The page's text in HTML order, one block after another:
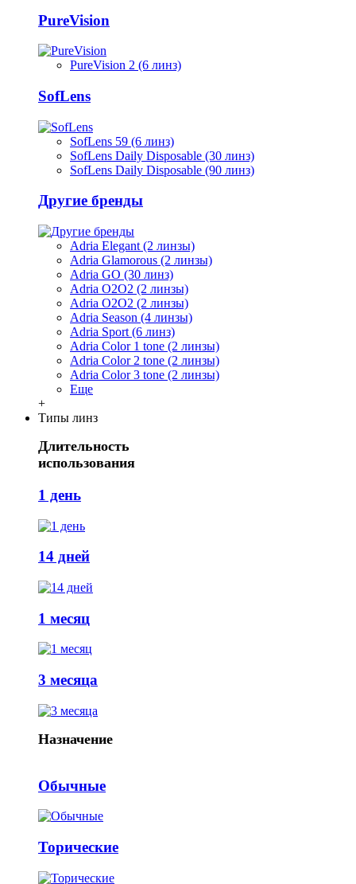
PureVision
PureVision 2 (6 линз)
SofLens
SofLens 59 (6 линз)
SofLens Daily Disposable (30 линз)
SofLens Daily Disposable (90 линз)
Другие бренды
Adria Elegant (2 линзы)
Adria Glamorous (2 линзы)
Adria GO (30 линз)
Adria O2O2 (2 линзы)
Adria O2O2 (2 линзы)
Adria Season (4 линзы)
Adria Sport (6 линз)
Adria Сolor 1 tone (2 линзы)
Adria Сolor 2 tone (2 линзы)
Adria Сolor 3 tone (2 линзы)
Еще
+
Типы линз
Длительность
использования
1 день
14 дней
1 месяц
3 месяца
Назначение
Обычные
Торические